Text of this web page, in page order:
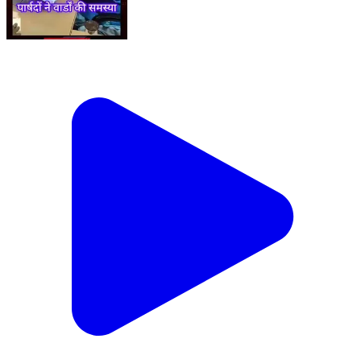
सोनीपत नगर निगम कार्यालय में मेयर राजीव जैन ने सुनी पार्षदों की